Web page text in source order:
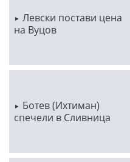
Левски постави цена
на Вуцов
Ботев (Ихтиман)
спечели в Сливница